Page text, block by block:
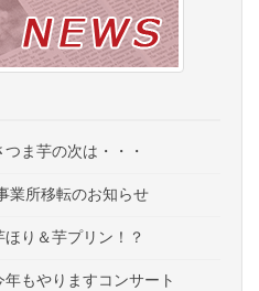
つま芋の次は・・・
業所移転のお知らせ
ほり＆芋プリン！？
年もやりますコンサート